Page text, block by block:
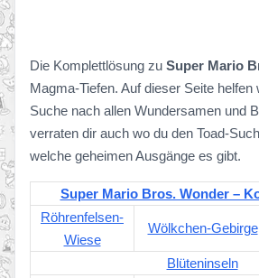
Die Komplettlösung zu Super Mario
Magma-Tiefen. Auf dieser Seite helfen
Suche nach allen Wundersamen und
verraten dir auch wo du den Toad-
welche geheimen Ausgänge es gibt.
Super Mario Bros. Wonder –
Röhrenfelsen-
Wiese
Wölkchen-Gebirge
Blüteninseln